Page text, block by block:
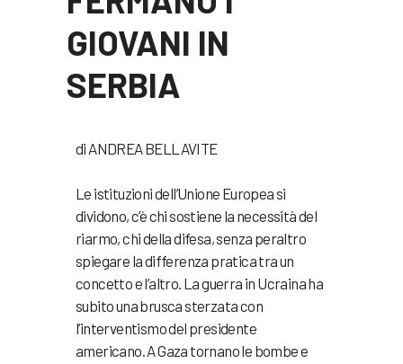
GIOVANI IN
SERBIA
di ANDREA BELLAVITE
Le istituzioni dell’Unione Europea si
dividono, c’è chi sostiene la necessità del
riarmo, chi della difesa, senza peraltro
spiegare la differenza pratica tra un
concetto e l’altro. La guerra in Ucraina ha
subito una brusca sterzata con
l’interventismo del presidente
americano. A Gaza tornano le bombe e